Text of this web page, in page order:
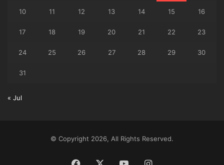
10 11 12 13 14 15 16
17 18 19 20 21 22 23
24 25 26 27 28 29 30
31
« Jul
© Copyright 2026, All Rights Reserved.
Facebook YouTubeInstagram